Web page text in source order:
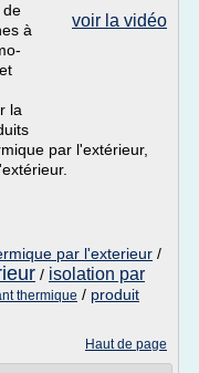
voir la vidéo
de
à
la
par l'extérieur,
par l'exterieur /
/ isolation par
thermique / produit
Haut de page